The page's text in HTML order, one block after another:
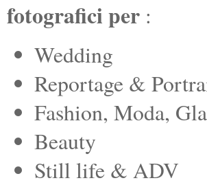
fotografici per :
Wedding
Reportage &
Fashion, Moda,
Beauty
Still life & ADV